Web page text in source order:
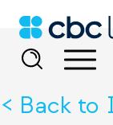
Back to